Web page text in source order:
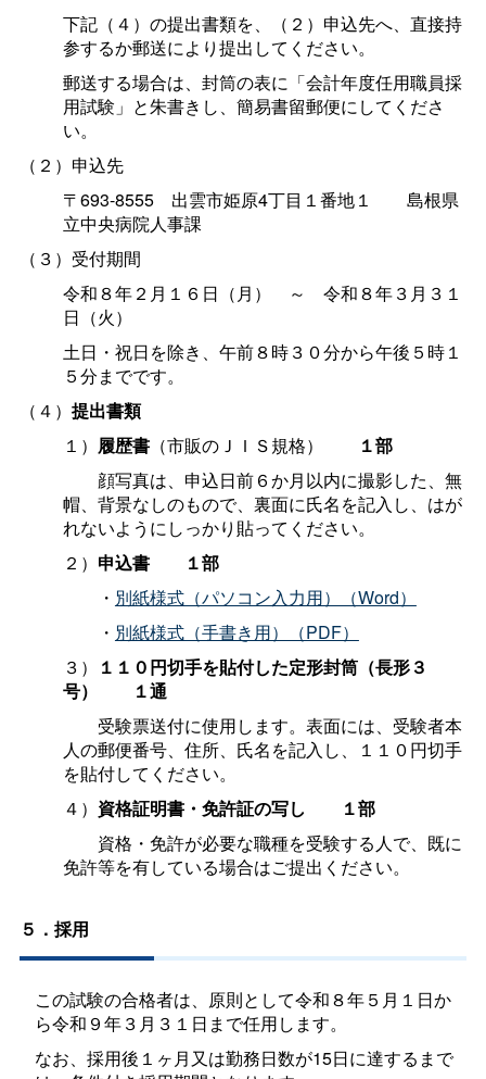
下記（４）の提出書類を、（２）申込先へ、直接持
参するか郵送により提出してください。
郵送する場合は、封筒の表に「会計年度任用職員採
用試験」と朱書きし、簡易書留郵便にしてくださ
い。
（２）申込先
〒693-8555 出雲市姫原4丁目１番地１ 島根県
立中央病院人事課
（３）受付期間
令和８年２月１６日（月 ）～ 令和８年３月３１
日（火）
土日・祝日を除き、午前８時３０分から午後５時１
５分までです。
（４） 提出書類
１） 履歴書（市販のＪＩＳ規格）
１部
顔写真は、申込日前６か月以内に撮影した、無
帽、背景なしのもので、裏面に氏名を記入し、はが
れないようにしっかり貼ってください。
２） 申込書
１部
・ 別紙様式（パソコン入力用）（Word）
・ 別紙様式（手書き用）（PDF）
３）
１１０円切手を貼付した定形封筒（長形３
号）
１通
受験票送付に使用します。表面には、受験者本
人の郵便番号、住所、氏名を記入し、１１０円切手
を貼付してください。
４） 資格証明書・免許証の写し
１部
資格・免許が必要な職種を受験する人で、既に
免許等を有している場合はご提出ください。
５．採用
この試験の合格者は、原則として令和８年５月１日か
ら令和９年３月３１日まで任用します。
なお、採用後１ヶ月又は勤務日数が15日に達するまで